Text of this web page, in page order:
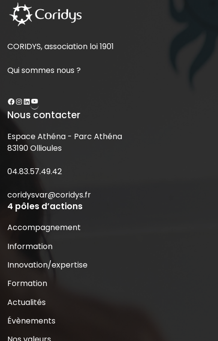
CORIDYS, association loi 1901
Qui sommes nous ?
Nous contacter
Espace Athéna - Parc Athéna
83190 Ollioules
04.83.57.49.42
coridysvar@coridys.fr
4 pôles d’actions
Accompagnement
Information
Innovation/expertise
Formation
Actualités
Évènements